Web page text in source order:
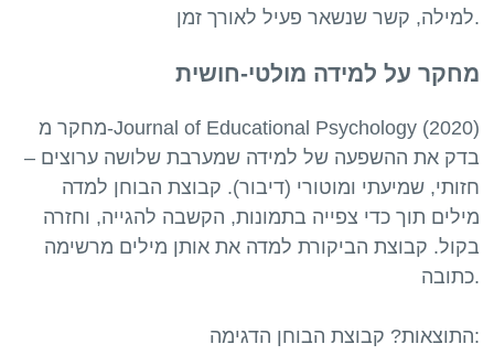
מחקר על למידה מולטי-חושית
מחקר מ-Journal of Educational Psychology (2020)
בדק את ההשפעה של למידה שמערבת שלושה ערוצים –
חזותי, שמיעתי ומוטורי (דיבור). קבוצת הבוחן למדה
מילים תוך כדי צפייה בתמונות, הקשבה להגייה, וחזרה
בקול. קבוצת הביקורת למדה את אותן מילים מרשימה
כתובה.
התוצאות? קבוצת הבוחן הדגימה: